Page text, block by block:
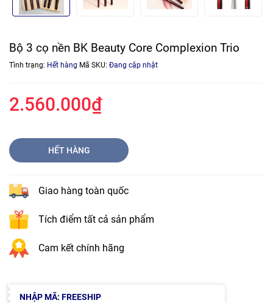
Bộ 3 cọ nền BK Beauty Core Complexion Trio
Tình trạng: Hết hàng Mã SKU: Đang cập nhật
2.560.000₫
HẾT HÀNG
Giao hàng toàn quốc
Tích điểm tất cả sản phẩm
Cam kết chính hãng
NHẬP MÃ: FREESHIP